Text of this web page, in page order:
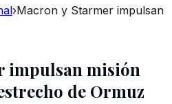
›Macron y Starmer impulsan
impulsan misión
de Ormuz